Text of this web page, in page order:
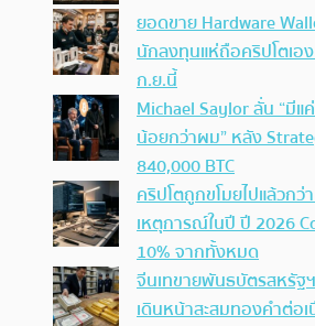
ยอดขาย Hardware
นักลงทุนแห่ถือคริปโตเอ
ก.ย.นี้
Michael Saylor ลั่น “มี
น้อยกว่าผม” หลัง
840,000 BTC
คริปโตถูกขโมยไปแล้วก
เหตุการณ์ในปี ปี 2026
10% จากทั้งหมด
จีนเทขายพันธบัตรสหรัฐ
เดินหน้าสะสมทองคำต่อ